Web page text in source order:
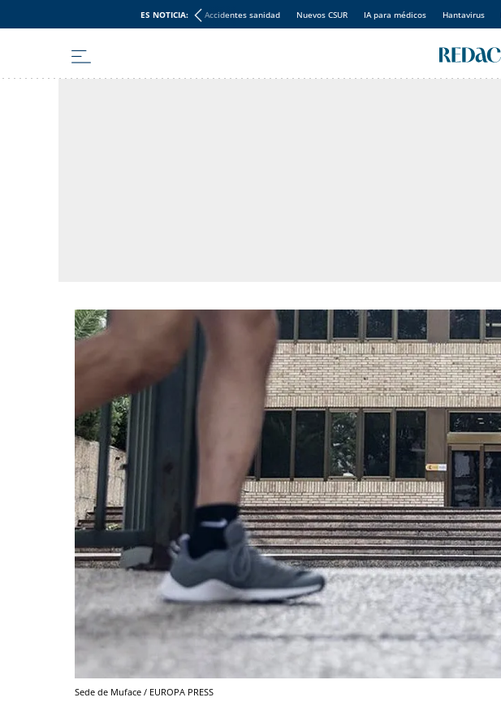
ES NOTICIA: Accidentes sanidad Nuevos CSUR IA para médicos Hantavirus
Sede de Muface / EUROPA PRESS